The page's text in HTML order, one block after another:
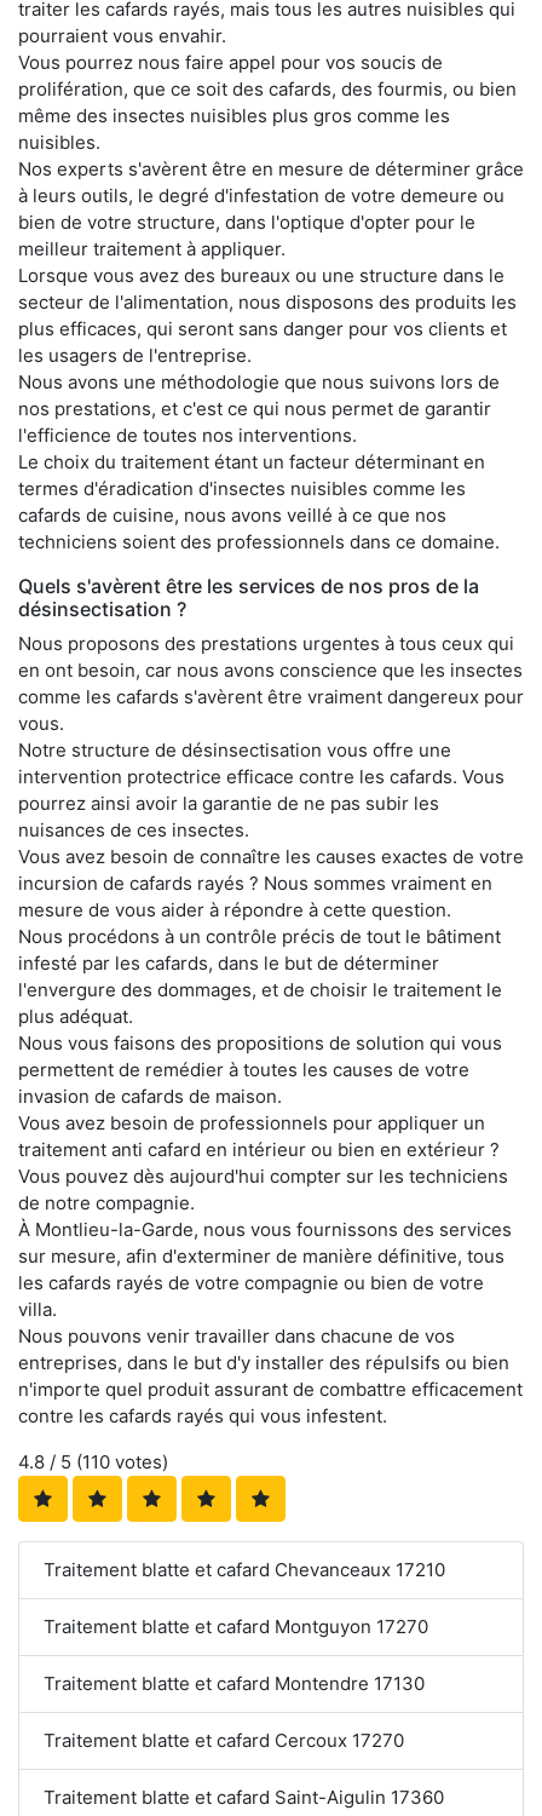
traiter les cafards rayés, mais tous les autres nuisibles qui
pourraient vous envahir.
Vous pourrez nous faire appel pour vos soucis de
prolifération, que ce soit des cafards, des fourmis, ou bien
même des insectes nuisibles plus gros comme les
nuisibles.
Nos experts s'avèrent être en mesure de déterminer grâce
à leurs outils, le degré d'infestation de votre demeure ou
bien de votre structure, dans l'optique d'opter pour le
meilleur traitement à appliquer.
Lorsque vous avez des bureaux ou une structure dans le
secteur de l'alimentation, nous disposons des produits les
plus efficaces, qui seront sans danger pour vos clients et
les usagers de l'entreprise.
Nous avons une méthodologie que nous suivons lors de
nos prestations, et c'est ce qui nous permet de garantir
l'efficience de toutes nos interventions.
Le choix du traitement étant un facteur déterminant en
termes d'éradication d'insectes nuisibles comme les
cafards de cuisine, nous avons veillé à ce que nos
techniciens soient des professionnels dans ce domaine.
Quels s'avèrent être les services de nos pros de la
désinsectisation ?
Nous proposons des prestations urgentes à tous ceux qui
en ont besoin, car nous avons conscience que les insectes
comme les cafards s'avèrent être vraiment dangereux pour
vous.
Notre structure de désinsectisation vous offre une
intervention protectrice efficace contre les cafards. Vous
pourrez ainsi avoir la garantie de ne pas subir les
nuisances de ces insectes.
Vous avez besoin de connaître les causes exactes de votre
incursion de cafards rayés ? Nous sommes vraiment en
mesure de vous aider à répondre à cette question.
Nous procédons à un contrôle précis de tout le bâtiment
infesté par les cafards, dans le but de déterminer
l'envergure des dommages, et de choisir le traitement le
plus adéquat.
Nous vous faisons des propositions de solution qui vous
permettent de remédier à toutes les causes de votre
invasion de cafards de maison.
Vous avez besoin de professionnels pour appliquer un
traitement anti cafard en intérieur ou bien en extérieur ?
Vous pouvez dès aujourd'hui compter sur les techniciens
de notre compagnie.
À Montlieu-la-Garde, nous vous fournissons des services
sur mesure, afin d'exterminer de manière définitive, tous
les cafards rayés de votre compagnie ou bien de votre
villa.
Nous pouvons venir travailler dans chacune de vos
entreprises, dans le but d'y installer des répulsifs ou bien
n'importe quel produit assurant de combattre efficacement
contre les cafards rayés qui vous infestent.
4.8 / 5 (110 votes)
Traitement blatte et cafard Chevanceaux 17210
Traitement blatte et cafard Montguyon 17270
Traitement blatte et cafard Montendre 17130
Traitement blatte et cafard Cercoux 17270
Traitement blatte et cafard Saint-Aigulin 17360